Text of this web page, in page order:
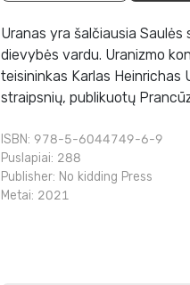
Uranas yra šalčiausia
dievybės vardu. Uranizmo
teisininkas Karlas Heinrichas
straipsnių, publikuotų
ISBN: 978-5-6044749-6-9
Puslapiai: 288
Publisher: No kidding Press
Metai: 2021